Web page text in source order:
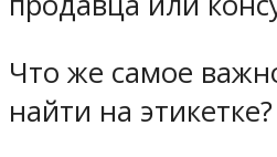
Что же самое
найти на этикетке?